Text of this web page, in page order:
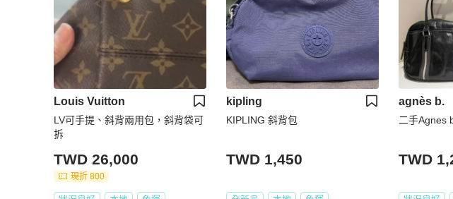
Louis Vuitton
LV可手提、斜背兩用包，斜背袋可
拆
TWD 26,000
現折 800
kipling
KIPLING 斜背包
TWD 1,450
agnès b.
二手Agnes
TWD